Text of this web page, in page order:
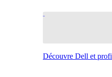
Découvre Dell et